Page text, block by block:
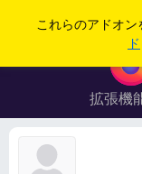
これらのアドオン
ド
拡張機